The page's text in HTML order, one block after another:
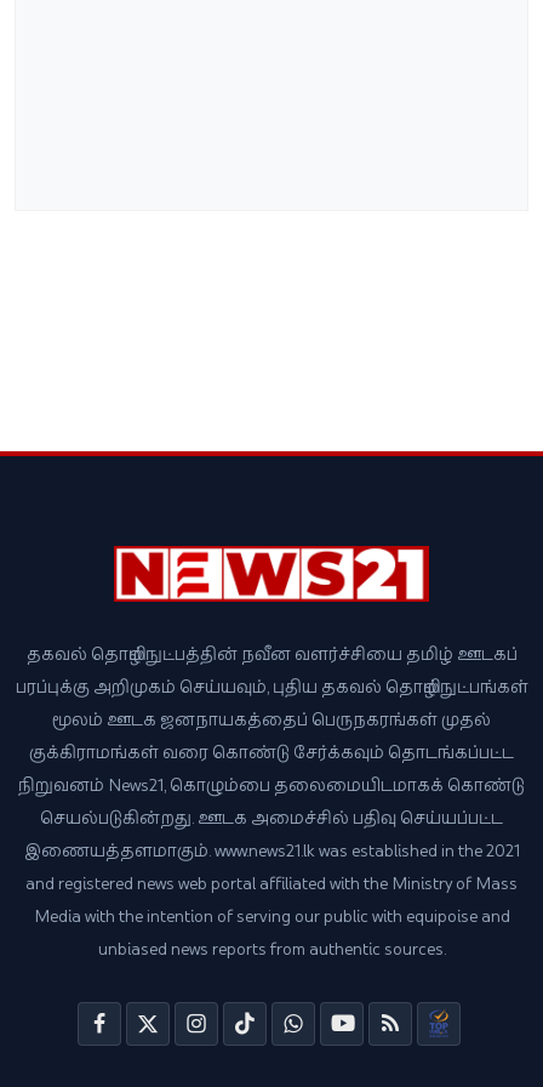
தகவல் தொழில்நுட்பத்தின் நவீன வளர்ச்சியை தமிழ் ஊடகப்
பரப்புக்கு அறிமுகம் செய்யவும், புதிய தகவல் தொழில்நுட்பங்கள்
மூலம் ஊடக ஜனநாயகத்தைப் பெருநகரங்கள் முதல்
குக்கிராமங்கள் வரை கொண்டு சேர்க்கவும் தொடங்கப்பட்ட
நிறுவனம் News21, கொழும்பை தலைமையிடமாகக் கொண்டு
செயல்படுகின்றது. ஊடக அமைச்சில் பதிவு செய்யப்பட்ட
இணையத்தளமாகும். www.news21.lk was established in the 2021
and registered news web portal affiliated with the Ministry of Mass
Media with the intention of serving our public with equipoise and
unbiased news reports from authentic sources.